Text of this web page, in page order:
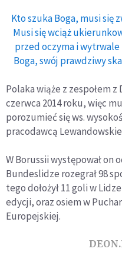
Kto szuka Boga, musi się
Musi się wciąż
przed oczyma i wytrwale
Boga, swój prawdziwy
Polaka wiąże z zespołem
czerwca 2014 roku, więc
porozumieć się ws.
pracodawcą
W Borussii występował on
Bundeslidze rozegrał 98
tego dołożył 11 goli w
edycji, oraz osiem w
Europejskiej.